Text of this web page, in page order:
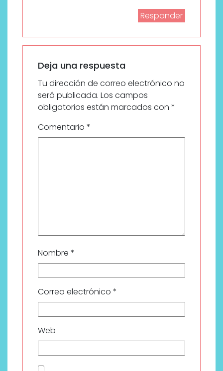
Responder
Deja una respuesta
Tu dirección de correo electrónico no
será publicada. Los campos
obligatorios están marcados con *
Comentario *
Nombre *
Correo electrónico *
Web